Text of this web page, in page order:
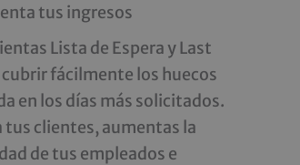
tus ingresos
Lista de Espera y Last
fácilmente los huecos
en los días más solicitados.
tus clientes, aumentas la
de tus empleados e